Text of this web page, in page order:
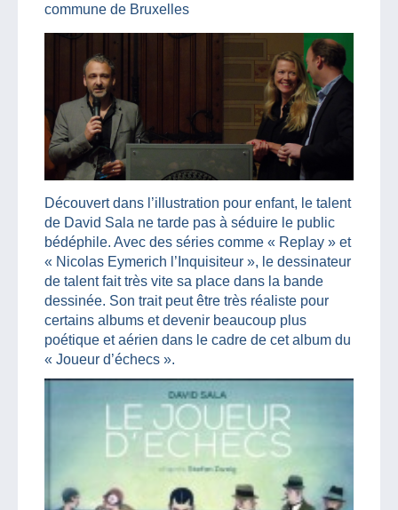
commune de Bruxelles
Découvert dans l’illustration pour enfant, le talent
de David Sala ne tarde pas à séduire le public
bédéphile. Avec des séries comme « Replay » et
« Nicolas Eymerich l’Inquisiteur », le dessinateur
de talent fait très vite sa place dans la bande
dessinée. Son trait peut être très réaliste pour
certains albums et devenir beaucoup plus
poétique et aérien dans le cadre de cet album du
« Joueur d’échecs ».